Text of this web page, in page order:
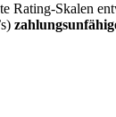
Rating-Skalen